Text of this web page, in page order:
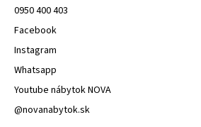
0950 400 403
Facebook
Instagram
Whatsapp
Youtube nábytok NOVA
@novanabytok.sk